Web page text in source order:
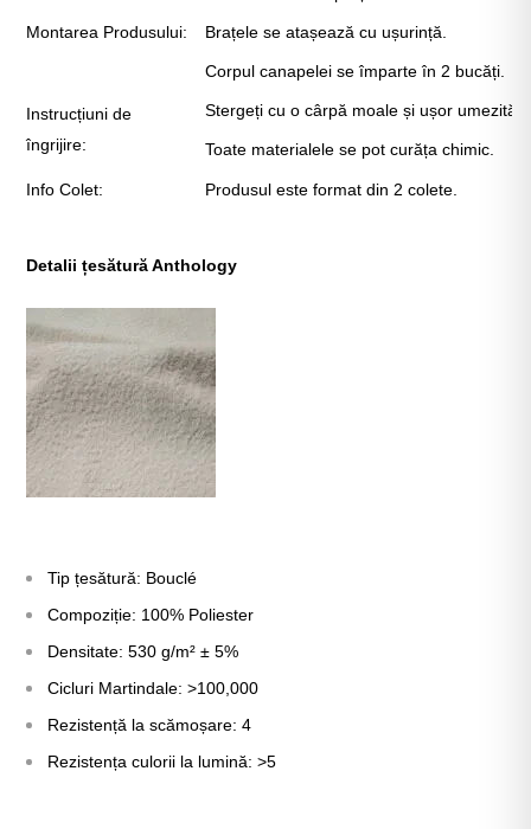
Montarea Produsului: Brațele se atașează cu ușurință.
Corpul canapelei se împarte în 2 bucăți.
Instrucțiuni de
îngrijire:
Stergeți cu o cârpă moale și ușor umezită.
Toate materialele se pot curăța chimic.
Info Colet: Produsul este format din 2 colete.
Detalii țesătură Anthology
Tip țesătură: Bouclé
Compoziție: 100% Poliester
Densitate: 530 g/m² ± 5%
Cicluri Martindale: >100,000
Rezistență la scămoșare: 4
Rezistența culorii la lumină: >5